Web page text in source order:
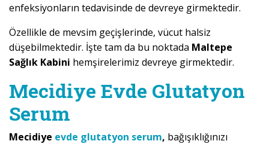
enfeksiyonların tedavisinde de devreye girmektedir.
Özellikle de mevsim geçişlerinde, vücut halsiz
düşebilmektedir. İşte tam da bu noktada Maltepe
Sağlık Kabini hemşirelerimiz devreye girmektedir.
Mecidiye Evde Glutatyon
Serum
Mecidiye evde glutatyon serum, bağışıklığınızı